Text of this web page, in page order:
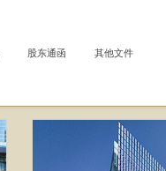
股东通函 其他文件